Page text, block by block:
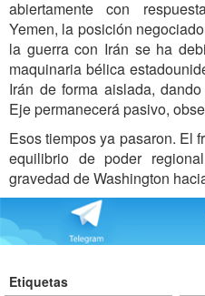
abiertamente con
Yemen, la posición
la guerra con Irán se ha
maquinaria bélica
Irán de forma aislada,
Eje permanecerá pasivo,
Esos tiempos ya pasaron. El
equilibrio de poder
gravedad de Washington
Etiquetas